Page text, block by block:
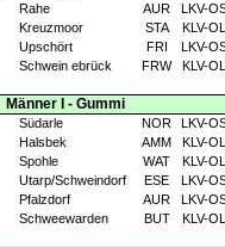
Rahe AUR
LKV-
Kreuzmoor STA
KLV-OL
Upschört FRI
LKV-
Schwein ebrück FRW KLV-OL
Männer I - Gummi
Südarle NOR
LKV-
Halsbek AMM
KLV-OL
Spohle WAT
KLV-OL
Utarp/Schweindorf ESE
LKV-
Pfalzdorf AUR
LKV-
Schweewarden BUT KLV-OL